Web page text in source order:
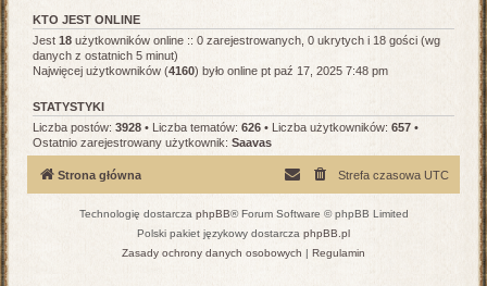
KTO JEST ONLINE
Jest 18 użytkowników online :: 0 zarejestrowanych, 0 ukrytych i 18 gości (wg
danych z ostatnich 5 minut)
Najwięcej użytkowników (4160) było online pt paź 17, 2025 7:48 pm
STATYSTYKI
Liczba postów: 3928 • Liczba tematów: 626 • Liczba użytkowników: 657 •
Ostatnio zarejestrowany użytkownik: Saavas
Strona główna Strefa czasowa UTC
Technologię dostarcza phpBB® Forum Software © phpBB Limited
Polski pakiet językowy dostarcza phpBB.pl
Zasady ochrony danych osobowych | Regulamin